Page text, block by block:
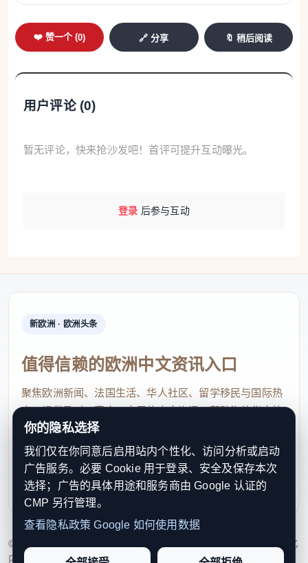
据美国媒体报道，特朗普政府目前正评估多种应
对选项，包括进一步加码制裁、动用网络手段，甚至
不排除军事打击的可能性。不过，白宫消息人士强
序。
据路透社最新报道，两位欧洲官员表示，“美国很
伊朗方面警告称，一旦遭到美国攻击，将对周边
中国外交部发言人毛宁今天（14日）在回答记者
有关伊朗局势的提问时表示：“中方已多次表明立场。
我们希望伊朗政府和人民克服当前困难，维护国家稳
定。我们反对外部势力干涉别国内政，不赞成在国际
关系中使用或威胁使用武力。希望各方多做有利于中
东和平稳定的事。”
❤️ 赞一个 (0) 🔗 分享 🔖 稍后阅读
用户评论 (0)
暂无评论，快来抢沙发吧！首评可提升互动曝光。
登录 后参与互动
新欧洲 · 欧洲头条
值得信赖的欧洲中文资讯入口
聚焦欧洲新闻、法国生活、华人社区、留学移民与国际热
点，提供及时、真实、实用的中文资讯，帮助海外华人快
速了解欧洲动态。
contact@xinouzhou.com
服务支持、版权与合作：工作日优先处理站务、投稿与权
利通知
© 2026 新欧洲·欧洲头条. All Rights Reserved. 本网站持续优化
内容透明度、联系方式与用户权利说明，以提升品牌信任感和
你的隐私选择
我们仅在你同意后启用站内个性化、访问分析或启动
广告服务。必要 Cookie 用于登录、安全及保存本次
选择；广告的具体用途和服务商由 Google 认证的
CMP 另行管理。
查看隐私政策 Google 如何使用数据